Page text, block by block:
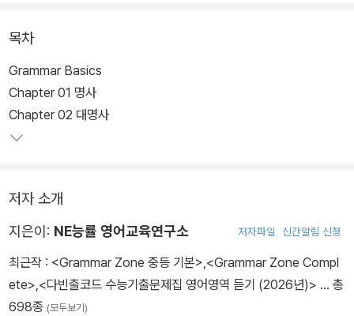
목차
Grammar Basics
Chapter 01 명사
Chapter 02 대명사
저자 소개
지은이: NE능률 영어교육연구소 저자파일 신간알림 신청
최근작 : <Grammar Zone 중등 기본>,<Grammar Zone Compl
ete>,<다빈출코드 수능기출문제집 영어영역 듣기 (2026년)> … 총
698종 (모두보기)